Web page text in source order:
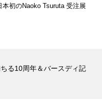
初のNaoko Tsuruta 受注展
ちる10周年＆バースディ記